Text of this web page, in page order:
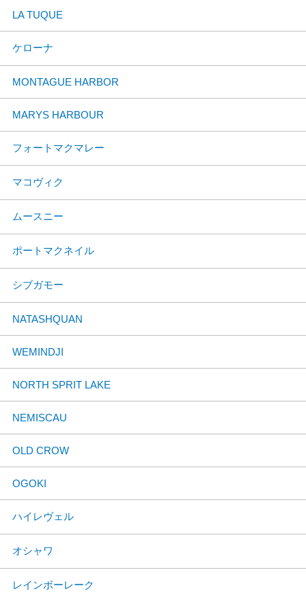
LA TUQUE
ケローナ
MONTAGUE HARBOR
MARYS HARBOUR
フォートマクマレー
マコヴィク
ムースニー
ポートマクネイル
シブガモー
NATASHQUAN
WEMINDJI
NORTH SPRIT LAKE
NEMISCAU
OLD CROW
OGOKI
ハイレヴェル
オシャワ
レインボーレーク